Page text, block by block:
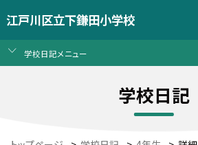
江戸川区立下鎌田小学校
学校日記メニュー
学校日記